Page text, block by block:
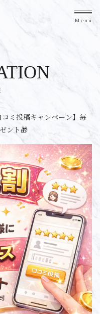
Menu
コミ投稿キャンペーン】毎
ント🎁